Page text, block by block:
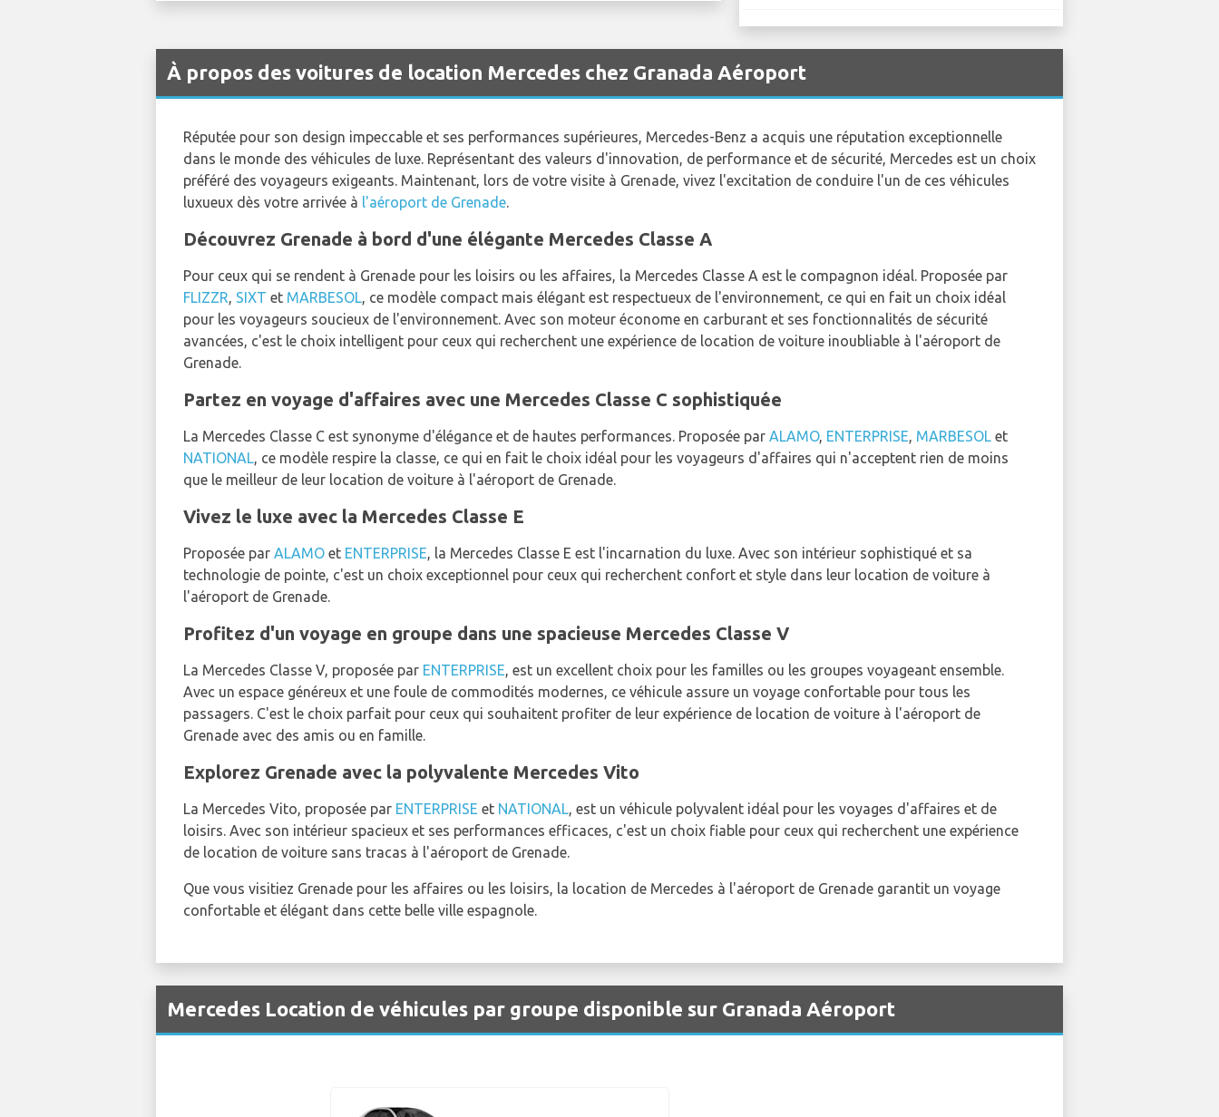
À propos des voitures de location Mercedes chez Granada Aéroport
Réputée pour son design impeccable et ses performances supérieures, Mercedes-Benz a acquis une réputation exceptionnelle
dans le monde des véhicules de luxe. Représentant des valeurs d'innovation, de performance et de sécurité, Mercedes est un choix
préféré des voyageurs exigeants. Maintenant, lors de votre visite à Grenade, vivez l'excitation de conduire l'un de ces véhicules
luxueux dès votre arrivée à l'aéroport de Grenade.
Découvrez Grenade à bord d'une élégante Mercedes Classe A
Pour ceux qui se rendent à Grenade pour les loisirs ou les affaires, la Mercedes Classe A est le compagnon idéal. Proposée par
FLIZZR, SIXT et MARBESOL, ce modèle compact mais élégant est respectueux de l'environnement, ce qui en fait un choix idéal
pour les voyageurs soucieux de l'environnement. Avec son moteur économe en carburant et ses fonctionnalités de sécurité
avancées, c'est le choix intelligent pour ceux qui recherchent une expérience de location de voiture inoubliable à l'aéroport de
Grenade.
Partez en voyage d'affaires avec une Mercedes Classe C sophistiquée
La Mercedes Classe C est synonyme d'élégance et de hautes performances. Proposée par ALAMO, ENTERPRISE, MARBESOL et
NATIONAL, ce modèle respire la classe, ce qui en fait le choix idéal pour les voyageurs d'affaires qui n'acceptent rien de moins
que le meilleur de leur location de voiture à l'aéroport de Grenade.
Vivez le luxe avec la Mercedes Classe E
Proposée par ALAMO et ENTERPRISE, la Mercedes Classe E est l'incarnation du luxe. Avec son intérieur sophistiqué et sa
technologie de pointe, c'est un choix exceptionnel pour ceux qui recherchent confort et style dans leur location de voiture à
l'aéroport de Grenade.
Profitez d'un voyage en groupe dans une spacieuse Mercedes Classe V
La Mercedes Classe V, proposée par ENTERPRISE, est un excellent choix pour les familles ou les groupes voyageant ensemble.
Avec un espace généreux et une foule de commodités modernes, ce véhicule assure un voyage confortable pour tous les
passagers. C'est le choix parfait pour ceux qui souhaitent profiter de leur expérience de location de voiture à l'aéroport de
Grenade avec des amis ou en famille.
Explorez Grenade avec la polyvalente Mercedes Vito
La Mercedes Vito, proposée par ENTERPRISE et NATIONAL, est un véhicule polyvalent idéal pour les voyages d'affaires et de
loisirs. Avec son intérieur spacieux et ses performances efficaces, c'est un choix fiable pour ceux qui recherchent une expérience
de location de voiture sans tracas à l'aéroport de Grenade.
Que vous visitiez Grenade pour les affaires ou les loisirs, la location de Mercedes à l'aéroport de Grenade garantit un voyage
confortable et élégant dans cette belle ville espagnole.
Mercedes Location de véhicules par groupe disponible sur Granada Aéroport